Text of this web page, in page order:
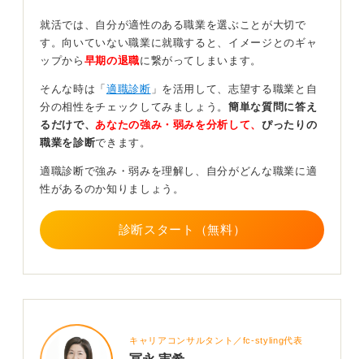
その一方で、これらの課題を解決するために、在庫管理
や需給予測にAI（人工知能）などを活用するDX（デジタ
る業界でもあります。
また、環境問題への配慮（ESG）やサステナビリティと
いった観点も、今後の業界動向を左右する重要なキーワ
これらの課題に対して自分ならどう貢献できるかを考え
ると、より深い業界理解につながるでしょう。
就活では、自分が適性のある職業を選ぶことが大切で
す。向いていない職業に就職すると、イメージとのギャ
ップから 早期の退職に繋がってしまいます。
そんな時は「 適職診断 」を活用して、志望する職業と自
分の相性をチェックしてみましょう。簡単な質問に答え
るだけで、 あなたの強み・弱みを分析して、 ぴったりの
職業を診断できます。
適職診断で強み・弱みを理解し、自分がどんな職業に適
性があるのか知りましょう。
診断スタート（無料）
キャリアコンサルタント／fc-styling代表